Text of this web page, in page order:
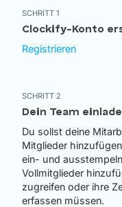
SCHRITT 1
Clockify-Konto
Registrieren
SCHRITT 2
Dein Team
Du sollst deine
Mitglieder
ein- und
Vollmitglieder
zugreifen oder ihre
erfassen müssen.